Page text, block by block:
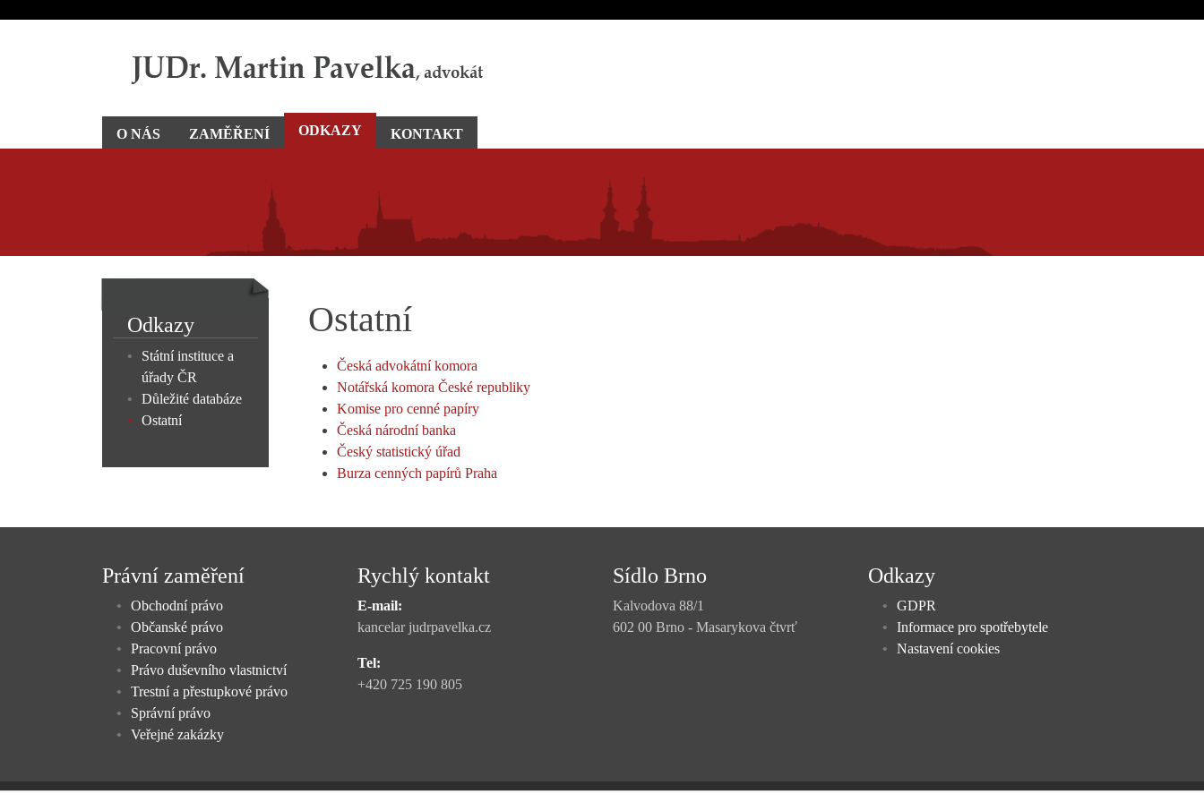
O NÁS ZAMĚŘENÍ ODKAZY KONTAKT
Odkazy
Státní instituce a
úřady ČR
Důležité databáze
Ostatní
Ostatní
Česká advokátní komora
Notářská komora České republiky
Komise pro cenné papíry
Česká národní banka
Český statistický úřad
Burza cenných papírů Praha
Právní zaměření
Obchodní právo
Občanské právo
Pracovní právo
Právo duševního vlastnictví
Trestní a přestupkové právo
Správní právo
Veřejné zakázky
Rychlý kontakt
E-mail:
kancelar judrpavelka.cz
Tel:
+420 725 190 805
Sídlo Brno
Kalvodova 88/1
602 00 Brno - Masarykova čtvrť
Odkazy
GDPR
Informace pro spotřebytele
Nastavení cookies